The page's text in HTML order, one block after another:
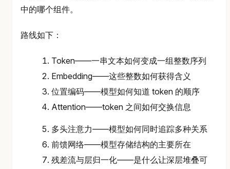
中的哪个组件。
路线如下：
Token——一串文本如何变成一组整数序列
Embedding——这些整数如何获得含义
位置编码——模型如何知道 token 的顺序
Attention——token 之间如何交换信息
多头注意力——模型如何同时追踪多种关系
前馈网络——模型存储结构的主要所在
残差流与层归一化——是什么让深层堆叠可